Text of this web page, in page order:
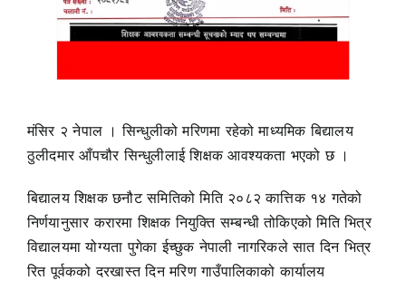
मंसिर २ नेपाल । सिन्धुलीको मरिणमा रहेको माध्यमिक बिद्यालय
ठुलीदमार आँपचौर सिन्धुलीलाई शिक्षक आवश्यकता भएको छ ।
बिद्यालय शिक्षक छनौट समितिको मिति २०८२ कात्तिक १४ गतेको
निर्णयानुसार करारमा शिक्षक नियुक्ति सम्बन्धी तोकिएको मिति भित्र
विद्यालयमा योग्यता पुगेका ईच्छुक नेपाली नागरिकले सात दिन भित्र
रित पूर्वकको दरखास्त दिन मरिण गाउँपालिकाको कार्यालय